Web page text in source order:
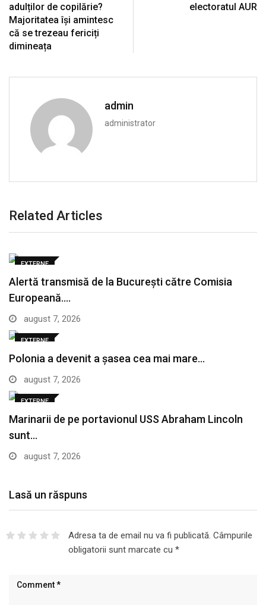
adulților de copilărie?
Majoritatea își amintesc
că se trezeau fericiți
dimineața
electoratul AUR
admin
administrator
Related Articles
EXTERNE
Alertă transmisă de la București către Comisia
Europeană.…
august 7, 2026
EXTERNE
Polonia a devenit a șasea cea mai mare…
august 7, 2026
EXTERNE
Marinarii de pe portavionul USS Abraham Lincoln
sunt…
august 7, 2026
Lasă un răspuns
Adresa ta de email nu va fi publicată. Câmpurile
obligatorii sunt marcate cu *